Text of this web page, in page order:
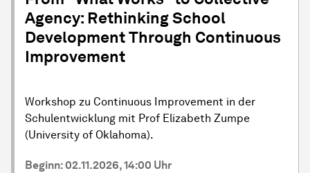
Agency: Rethinking School
Development Through Continuous
Improvement
Workshop zu Continuous Improvement in der
Schulentwicklung mit Prof Elizabeth Zumpe
(University of Oklahoma).
Beginn: 02.11.2026, 14:00 Uhr